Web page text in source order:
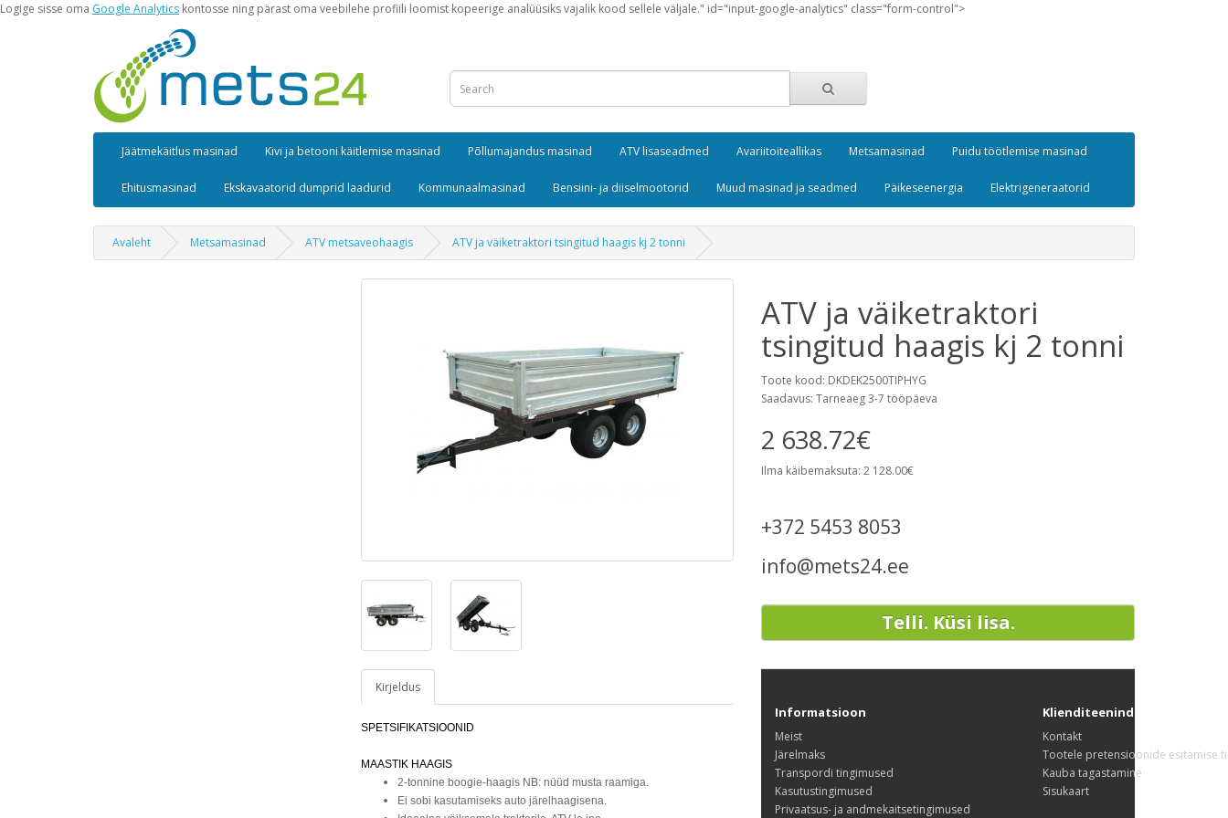
Logige sisse oma Google Analytics kontosse ning pärast oma veebilehe profiili loomist kopeerige analüüsiks vajalik kood sellele väljale." id="input-google-analytics" class="form-control">
Jäätmekäitlus masinad Kivi ja betooni käitlemise masinad Põllumajandus masinad ATV lisaseadmed Avariitoiteallikas Metsamasinad Puidu töötlemise masinad
Ehitusmasinad Ekskavaatorid dumprid laadurid Kommunaalmasinad Bensiini- ja diiselmootorid Muud masinad ja seadmed Päikeseenergia Elektrigeneraatorid
Avaleht Metsamasinad ATV metsaveohaagis ATV ja väiketraktori tsingitud haagis kj 2 tonni
Kirjeldus
SPETSIFIKATSIOONID
MAASTIK HAAGIS
2-tonnine boogie-haagis NB: nüüd musta raamiga.
Ei sobi kasutamiseks auto järelhaagisena.
ATV ja väiketraktori
tsingitud haagis kj 2 tonni
Toote kood: DKDEK2500TIPHYG
Saadavus: Tarneaeg 3-7 tööpäeva
2 638.72€
Ilma käibemaksuta: 2 128.00€
+372 5453 8053
info@mets24.ee
Telli. Küsi lisa.
Informatsioon
Meist
Järelmaks
Transpordi tingimused
Kasutustingimused
Privaatsus- ja andmekaitsetingimused
Klienditeenindus
Kontakt
Tootele pretensioonide esitamise
Kauba tagastamine
Sisukaart